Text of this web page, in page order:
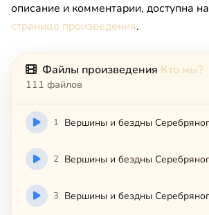
описание и комментарии, доступна на
странице произведения.
Файлы произведения Кто мы?
111 файлов
1
2
3